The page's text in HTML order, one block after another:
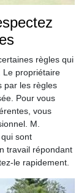
règles qui
Le propriétaire
par les règles
Pour vous
vous
M.
sont
travail répondant
le rapidement.